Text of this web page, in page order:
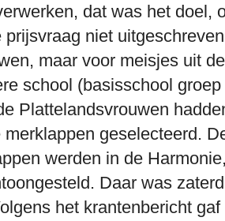
dat was het doel,
prijsvraag niet
maar voor meisjes uit
school (basisschool groep
Plattelandsvrouwen
geselecteerd.
werden in de
Daar was
het krantenbericht